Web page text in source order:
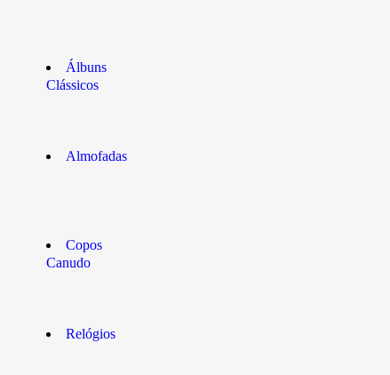
Álbuns
Clássicos
Almofadas
Copos
Canudo
Relógios